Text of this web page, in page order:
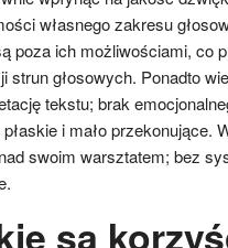
własnego zakresu
poza ich możliwościami, co
strun głosowych. Ponadto
tekstu; brak
i mało przekonujące.
swoim warsztatem; bez
są